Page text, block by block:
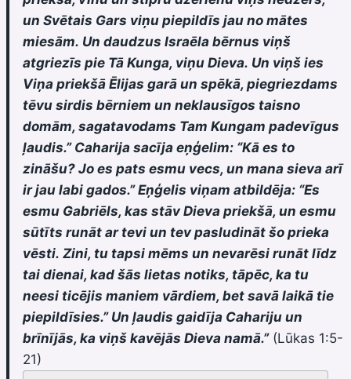
un Svētais Gars viņu piepildīs jau no mātes
miesām. Un daudzus Israēla bērnus viņš
atgriezīs pie Tā Kunga, viņu Dieva. Un viņš ies
Viņa priekšā Ēlijas garā un spēkā, piegriezdams
tēvu sirdis bērniem un neklausīgos taisno
domām, sagatavodams Tam Kungam padevīgus
ļaudis.” Caharija sacīja eņģelim: “Kā es to
zināšu? Jo es pats esmu vecs, un mana sieva arī
ir jau labi gados.” Eņģelis viņam atbildēja: “Es
esmu Gabriēls, kas stāv Dieva priekšā, un esmu
sūtīts runāt ar tevi un tev pasludināt šo prieka
vēsti. Zini, tu tapsi mēms un nevarēsi runāt līdz
tai dienai, kad šās lietas notiks, tāpēc, ka tu
neesi ticējis maniem vārdiem, bet savā laikā tie
piepildīsies.” Un ļaudis gaidīja Cahariju un
brīnījās, ka viņš kavējās Dieva namā.”(Lūkas 1:5-
21)